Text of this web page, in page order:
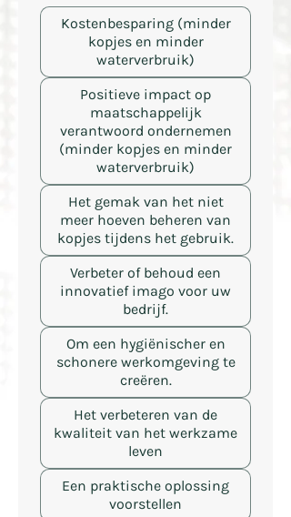
Kostenbesparing (minder
kopjes en minder
waterverbruik)
Positieve impact op
maatschappelijk
verantwoord ondernemen
(minder kopjes en minder
waterverbruik)
Het gemak van het niet
meer hoeven beheren van
kopjes tijdens het gebruik.
Verbeter of behoud een
innovatief imago voor uw
bedrijf.
Om een ​​hygiënischer en
schonere werkomgeving te
creëren.
Het verbeteren van de
kwaliteit van het werkzame
leven
Een praktische oplossing
voorstellen